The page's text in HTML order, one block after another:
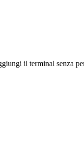
il terminal senza